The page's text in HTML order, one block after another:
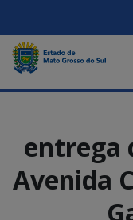
entrega
Avenida